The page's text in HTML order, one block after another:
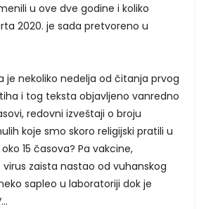
u ove dve godine i koliko
2020. je sada pretvoreno u
je nekoliko nedelja od čitanja prvog
i tog teksta objavljeno vanredno
redovni izveštaji o broju
koje smo skoro religijski pratili u
15 časova? Pa vakcine,
virus zaista nastao od vuhanskog
sapleo u laboratoriji dok je